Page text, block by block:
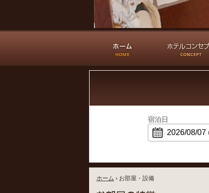
ホーム ホテルコンセプト
宿泊日
ホーム › お部屋・設備